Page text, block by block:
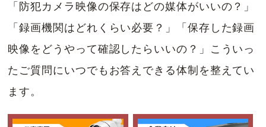
り、9台、12台、16台と増設することができま
す。
画像圧縮方式は、パナソニック i-PROシリー
ズ H.264 対応カメラとの接続時は、各チャン
ネルあたり最大30ipsで長時間映像記録を実
現。
「防犯カメラ映像の保存はどの媒体がいいの？」
「録画機関はどれくらい必要？」「保存した録画
映像をどうやって確認したらいいの？」こういっ
たご質問にいつでもお答えできる体制を整えてい
ます。